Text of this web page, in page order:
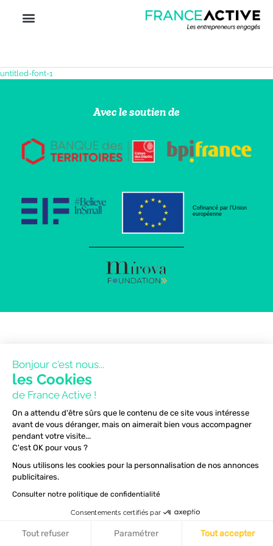
untitled-font-1
Avec le soutien de
Cofinancé par l’Union
européenne
Bonjour c'est nous...
les Cookies
de France Active !
On a attendu d'être sûrs que le contenu de ce site vous intéresse
avant de vous déranger, mais on aimerait bien vous accompagner
pendant votre visite...
C'est OK pour vous ?
Nous utilisons les cookies pour la personnalisation de nos annonces
publicitaires.
Consulter notre politique de confidentialité
Consentements certifiés par
Tout refuser Paramétrer Tout accepter